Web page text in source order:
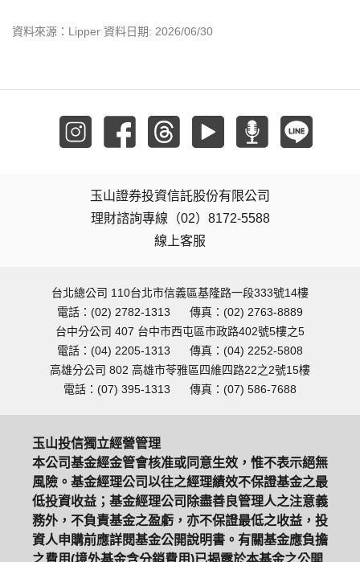
資料來源：Lipper 資料日期: 2026/06/30
玉山證券投資信託股份有限公司
理財諮詢專線（02）8172-5588
線上客服
台北總公司 110台北市信義區基隆路一段333號14樓
電話：(02) 2782-1313
傳真：(02) 2763-8889
台中分公司 407 台中市西屯區市政路402號5樓之5
電話：(04) 2205-1313
傳真：(04) 2252-5808
高雄分公司 802 高雄市苓雅區四維四路22之2號15樓
電話：(07) 395-1313
傳真：(07) 586-7688
玉山投信獨立經營管理
本公司基金經金管會核准或同意生效，惟不表示絕無
風險。基金經理公司以往之經理績效不保證基金之最
低投資收益；基金經理公司除盡善良管理人之注意義
務外，不負責基金之盈虧，亦不保證最低之收益，投
資人申購前應詳閱基金公開說明書。有關基金應負擔
之費用(境外基金含分銷費用)已揭露於本基金之公開